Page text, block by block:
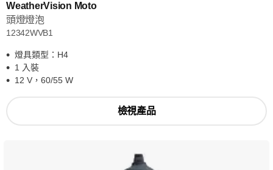
WeatherVision Moto
頭燈燈泡
12342WVB1
燈具類型：H4
1 入裝
12 V，60/55 W
檢視產品